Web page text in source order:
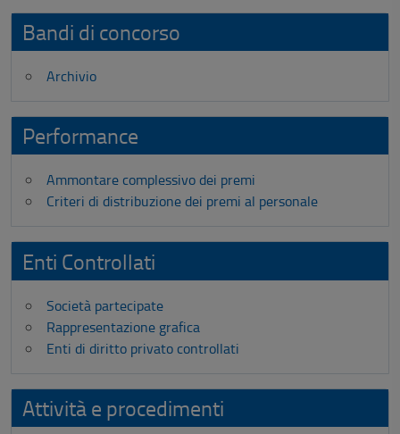
Bandi di concorso
Archivio
Performance
Ammontare complessivo dei premi
Criteri di distribuzione dei premi al personale
Enti Controllati
Società partecipate
Rappresentazione grafica
Enti di diritto privato controllati
Attività e procedimenti